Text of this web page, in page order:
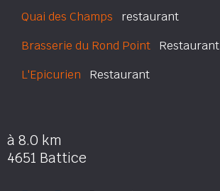
Quai des Champs restaurant
Brasserie du Rond Point Restaurant
L'Epicurien Restaurant
à 8.0 km
4651 Battice